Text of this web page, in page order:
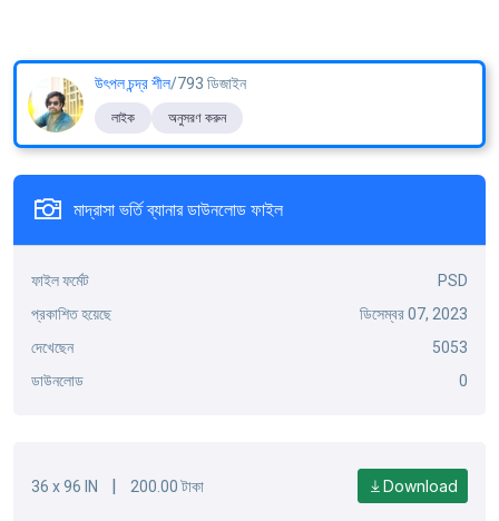
উৎপল চন্দ্র শীল/793 ডিজাইন
লাইক অনুসরণ করুন
মাদ্রাসা ভর্তি ব্যানার ডাউনলোড ফাইল
ফাইল ফর্মেট
PSD
প্রকাশিত হয়েছে
ডিসেম্বর 07, 2023
দেখেছেন
5053
ডাউনলোড
0
36 x 96 IN | 200.00 টাকা Download